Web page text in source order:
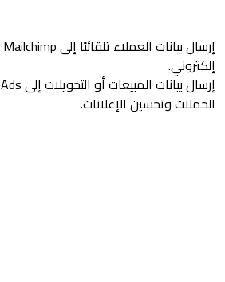
إلكتروني.
الحملات وتحسين الإعلانات.